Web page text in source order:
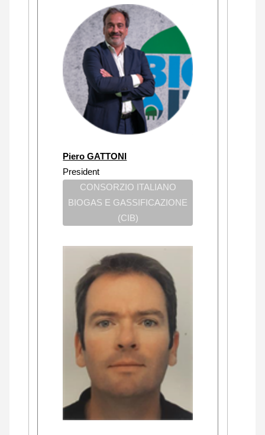
Piero GATTONI
President
CONSORZIO ITALIANO
BIOGAS E GASSIFICAZIONE
(CIB)